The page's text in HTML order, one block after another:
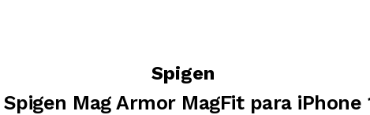
Spigen
Spigen Mag Armor MagFit para iPhone